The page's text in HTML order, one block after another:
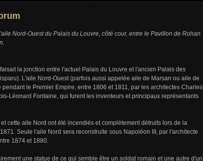
Nord-Ouest du Palais du Louvre, côté cour, entre le Pavillon de Rohan
la jonction entre l'actuel Palais du Louvre et l'ancien Palais des
L'aile Nord-Ouest (parfois aussi appelée aile de Marsan ou aile de
pendant le Premier Empire, entre 1806 et 1811, par les architectes Charles
Léonard Fontaine, qui furent les inventeurs et principaux représentants
cette aile Nord ont été incendiés et complètement détruits lors de la
Seule l'aile Nord sera reconstruite sous Napoléon III, par l'architecte
1874 et 1880.
une statue de ce qui semble être un soldat romain et une autre d'un